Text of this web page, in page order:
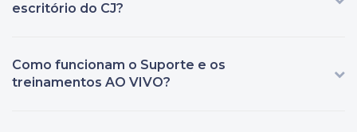
escritório do CJ?
Como funcionam o Suporte e os
treinamentos AO VIVO?